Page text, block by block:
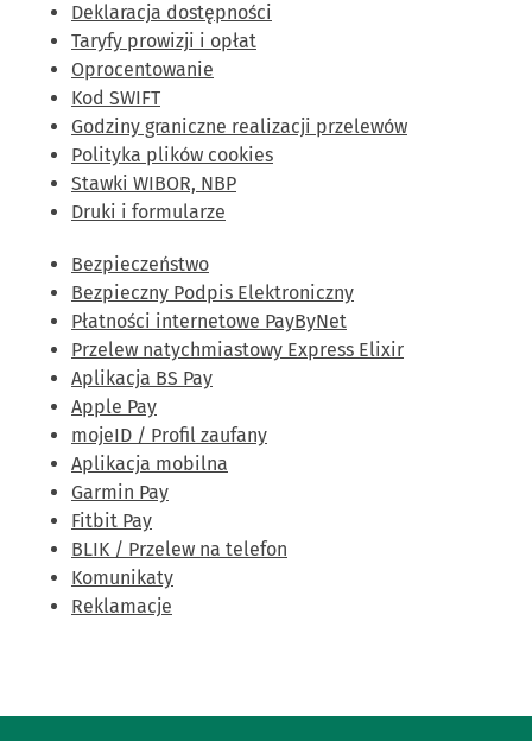
Deklaracja dostępności
Taryfy prowizji i opłat
Oprocentowanie
Kod SWIFT
Godziny graniczne realizacji przelewów
Polityka plików cookies
Stawki WIBOR, NBP
Druki i formularze
Bezpieczeństwo
Bezpieczny Podpis Elektroniczny
Płatności internetowe PayByNet
Przelew natychmiastowy Express Elixir
Aplikacja BS Pay
Apple Pay
mojeID / Profil zaufany
Aplikacja mobilna
Garmin Pay
Fitbit Pay
BLIK / Przelew na telefon
Komunikaty
Reklamacje